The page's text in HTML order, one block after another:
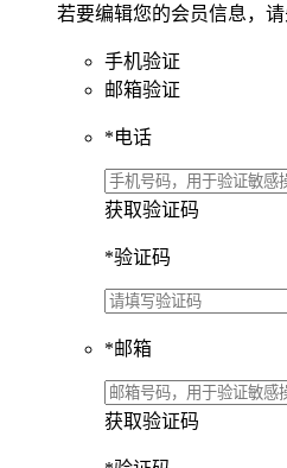
若要编辑您的会员信息，
手机验证
邮箱验证
*电话
获取验证码
*验证码
*邮箱
获取验证码